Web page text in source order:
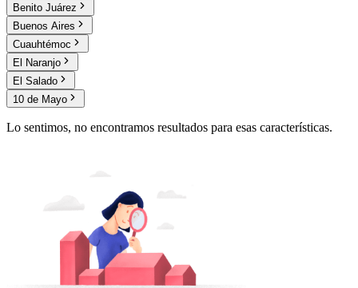
Benito Juárez
Buenos Aires
Cuauhtémoc
El Naranjo
El Salado
10 de Mayo
Lo sentimos, no encontramos resultados para esas características.